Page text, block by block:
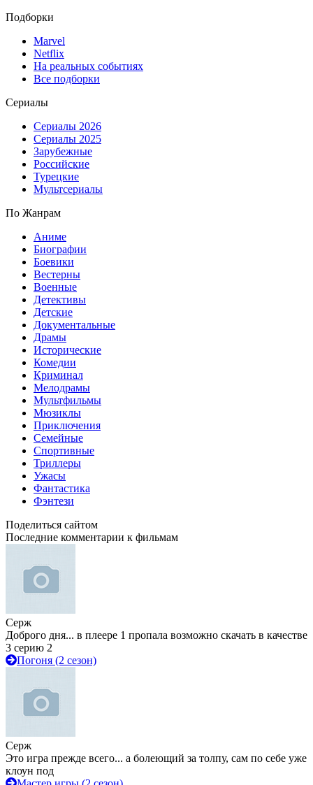
Подборки
Marvel
Netflix
На реальных событиях
Все подборки
Сериалы
Сериалы 2026
Сериалы 2025
Зарубежные
Российские
Турецкие
Мультсериалы
По Жанрам
Аниме
Биографии
Боевики
Вестерны
Военные
Детективы
Детские
Документальные
Драмы
Исторические
Комедии
Криминал
Мелодрамы
Мультфильмы
Мюзиклы
Приключения
Семейные
Спортивные
Триллеры
Ужасы
Фантастика
Фэнтези
Поделиться сайтом
Последние комментарии к фильмам
Серж
Доброго дня... в плеере 1 пропала возможно скачать в качестве
3 серию 2
Погоня (2 сезон)
Серж
Это игра прежде всего... а болеющий за толпу, сам по себе уже
клоун под